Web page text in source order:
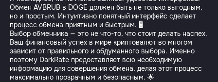
Обмен AVBRUB в DOGE должен быть не только выгодным,
но и простым. Интуитивно понятный интерфейс сделает
процесс обмена приятным и быстрым. 🖥️
Выбор обменника — это не что-то, что стоит делать наспех.
Ваш финансовый успех в мире криптовалют во многом
зависит от правильного и обдуманного выбора. Именно
поэтому DarkRate предоставляет всю необходимую
информацию для совершения обмена, делая этот процесс
максимально прозрачным и безопасным. 🌟